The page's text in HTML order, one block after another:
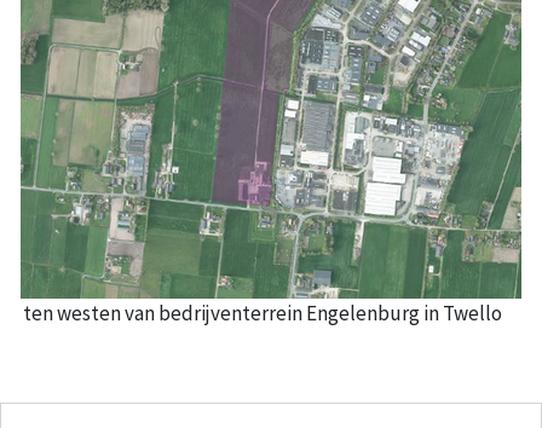
ten westen van bedrijventerrein Engelenburg in Twello